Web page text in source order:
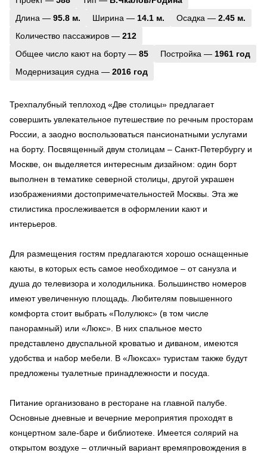
Длина — 95.8 м. Ширина — 14.1 м. Осадка — 2.45 м.
Количество пассажиров — 212
Общее число кают на борту — 85 Постройка — 1961 год
Модернизация судна — 2016 год
Трехпалубный теплоход «Две столицы» предлагает
совершить увлекательное путешествие по речным просторам
России, а заодно воспользоваться пансионатными услугами
на борту. Посвященный двум столицам – Санкт-Петербургу и
Москве, он выделяется интересным дизайном: один борт
выполнен в тематике северной столицы, другой украшен
изображениями достопримечательностей Москвы. Эта же
стилистика прослеживается в оформлении кают и
интерьеров.
Для размещения гостям предлагаются хорошо оснащенные
каюты, в которых есть самое необходимое – от санузла и
душа до телевизора и холодильника. Большинство номеров
имеют увеличенную площадь. Любителям повышенного
комфорта стоит выбрать «Полулюкс» (в том числе
панорамный) или «Люкс». В них спальное место
представлено двуспальной кроватью и диваном, имеются
удобства и набор мебели. В «Люксах» туристам также будут
предложены туалетные принадлежности и посуда.
Питание организовано в ресторане на главной палубе.
Основные дневные и вечерние мероприятия проходят в
концертном зале-баре и библиотеке. Имеется солярий на
открытом воздухе – отличный вариант времяпровождения в